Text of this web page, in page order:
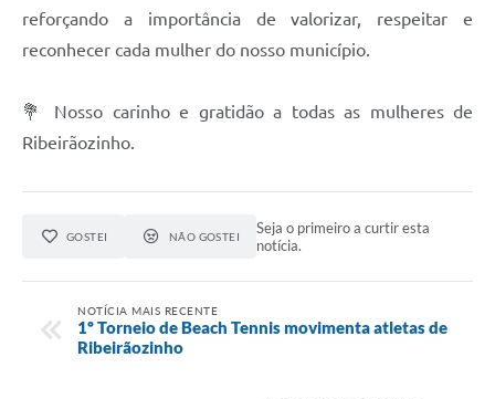
reforçando a importância de valorizar, respeitar e
reconhecer cada mulher do nosso município.
💐 Nosso carinho e gratidão a todas as mulheres de
Ribeirãozinho.
GOSTEI NÃO GOSTEI
Seja o primeiro a curtir esta
notícia.
NOTÍCIA MAIS RECENTE
1º Torneio de Beach Tennis movimenta atletas de
Ribeirãozinho